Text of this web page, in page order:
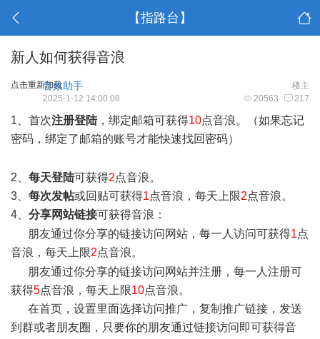
【指路台】
新人如何获得音浪
点击重新加载 楼主
音效助手
20563 217
2025-1-12 14:00:08
1、首次注册登陆，绑定邮箱可获得10点音浪。（如果忘记
密码，绑定了邮箱的账号才能快速找回密码）
2、 每天登陆可获得2点音浪。
3、 每次发帖或回贴可获得1点音浪，每天上限2点音浪。
4、 分享网站链接可获得音浪：
朋友通过你分享的链接访问网站，每一人访问可获得1点
音浪，每天上限2点音浪。
朋友通过你分享的链接访问网站并注册，每一人注册可
获得5点音浪，每天上限10点音浪。
在首页，设置里面选择访问推广，复制推广链接，发送
到群或者朋友圈，只要你的朋友通过链接访问即可获得音